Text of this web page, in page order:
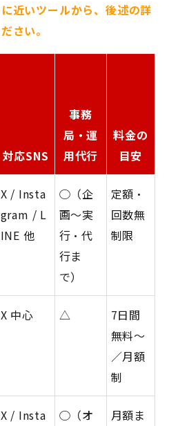
近いツールから、後述の詳
さい。
対応SNS
事務
局・運
用代行
料金の
目安
X / Insta
gram / L
INE 他
◯（企
画〜実
行・代
行ま
で）
定額・
回数無
制限
X 中心 △
7日間
無料〜
／月額
制
X / Insta
◯（オ
月額ま